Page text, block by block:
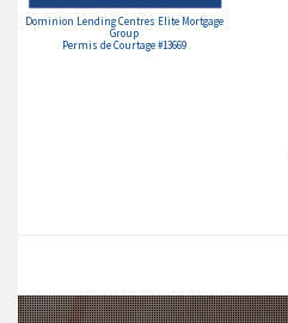
Dominion Lending Centres Elite Mortgage
Group
Permis de Courtage #13669